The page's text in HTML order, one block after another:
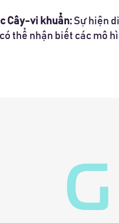
Cây-vi khuẩn: Sự hiện
thể nhận biết các mô
G